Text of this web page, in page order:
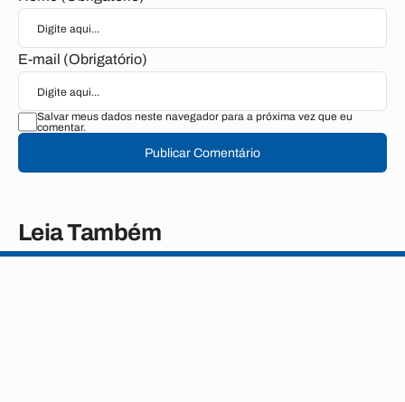
E-mail (Obrigatório)
Salvar meus dados neste navegador para a próxima vez que eu
comentar.
Publicar Comentário
Leia Também